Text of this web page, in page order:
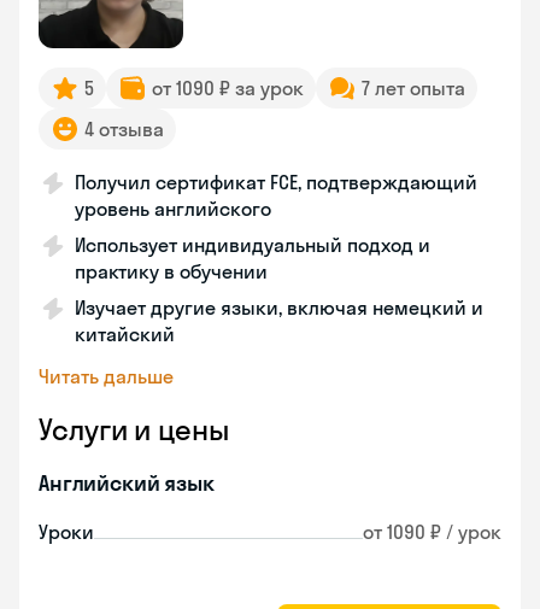
5 от 1090 ₽ за урок
7 лет опыта
4 отзыва
Получил сертификат FCE, подтверждающий
уровень английского
Использует индивидуальный подход и
практику в обучении
Изучает другие языки, включая немецкий и
китайский
Читать дальше
Услуги и цены
Английский язык
Уроки от 1090 ₽ / урок